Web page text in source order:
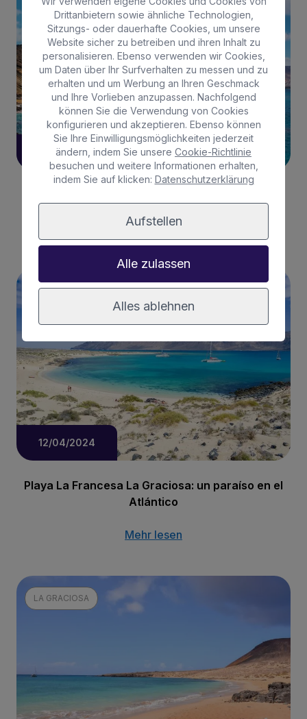
13/05/2024
Mehr lesen
LA GRACIOSA
12/04/2024
Playa La Francesa La Graciosa: un paraíso en el
Atlántico
Mehr lesen
LA GRACIOSA
Drittanbietern sowie ähnliche Technologien,
Sitzungs- oder dauerhafte Cookies, um unsere
Website sicher zu betreiben und ihren Inhalt zu
personalisieren. Ebenso verwenden wir Cookies,
um Daten über Ihr Surfverhalten zu messen und zu
erhalten und um Werbung an Ihren Geschmack
und Ihre Vorlieben anzupassen. Nachfolgend
können Sie die Verwendung von Cookies
konfigurieren und akzeptieren. Ebenso können
Sie Ihre Einwilligungsmöglichkeiten jederzeit
ändern, indem Sie unsere Cookie-Richtlinie
besuchen und weitere Informationen erhalten,
indem Sie auf klicken: Datenschutzerklärung
Aufstellen
Alle zulassen
Alles ablehnen